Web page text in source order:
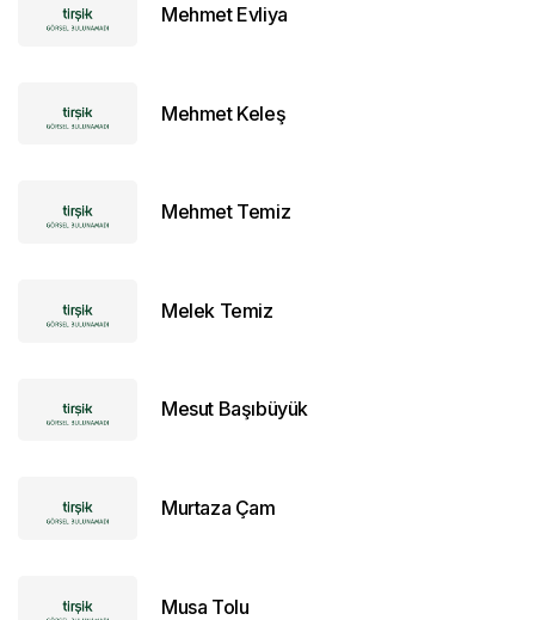
Mehmet Evliya
Mehmet Keleş
Mehmet Temiz
Melek Temiz
Mesut Başıbüyük
Murtaza Çam
Musa Tolu